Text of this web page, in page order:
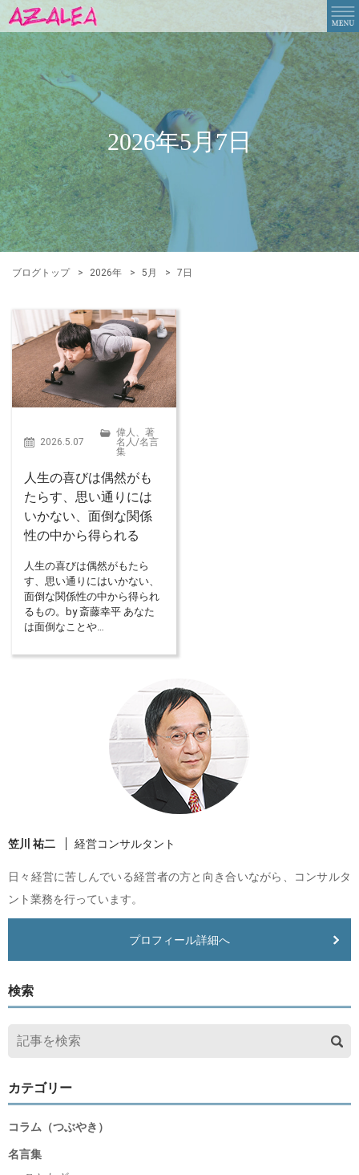
2026年5月7日
ブログトップ 2026年 5月 7日
2026.5.07
偉人、著
名人/名言
集
人生の喜びは偶然がも
たらす、思い通りには
いかない、面倒な関係
性の中から得られる
人生の喜びは偶然がもたら
す、思い通りにはいかない、
面倒な関係性の中から得られ
るもの。by 斎藤幸平 あなた
は面倒なことや…
笠川 祐二 経営コンサルタント
日々経営に苦しんでいる経営者の方と向き合いながら、コンサルタ
ント業務を行っています。
プロフィール詳細へ
検索
カテゴリー
コラム（つぶやき）
名言集